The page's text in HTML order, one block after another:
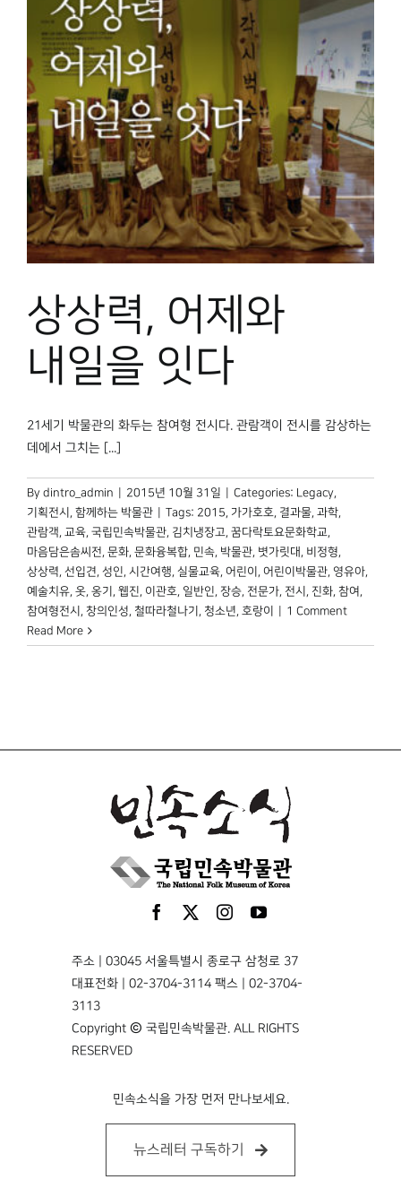
상상력, 어제와
내일을 잇다
21세기 박물관의 화두는 참여형 전시다. 관람객이 전시를 감상하는
데에서 그치는 [...]
By dintro_admin 2015년 10월 31일 Categories: Legacy,
기획전시 , 함께하는 박물관 Tags: 2015, 가가호호, 결과물, 과학,
관람객, 교육, 국립민속박물관, 김치냉장고, 꿈다락토요문화학교,
마음담은솜씨전, 문화, 문화융복합, 민속, 박물관, 볏가릿대 , 비정형,
상상력, 선입견, 성인, 시간여행, 실물교육, 어린이 , 어린이박물관, 영유아,
예술치유, 옷, 옹기 , 웹진, 이관호, 일반인, 장승, 전문가, 전시 , 진화, 참여 ,
참여형전시 , 창의인성, 철따라철나기 , 청소년, 호랑이
1 Comment
Read More
주소 | 03045 서울특별시 종로구 삼청로 37
대표전화 | 02-3704-3114 팩스 | 02-3704-
3113
Copyright © 국립민속박물관. ALL RIGHTS
RESERVED
민속소식을 가장 먼저 만나보세요.
뉴스레터 구독하기